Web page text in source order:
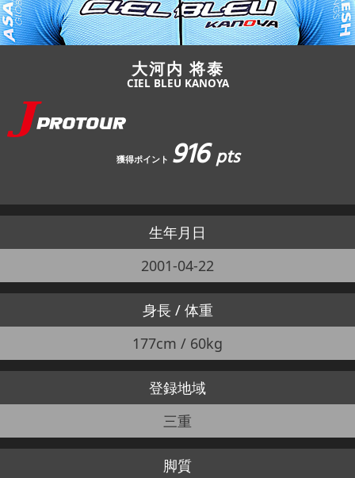
大河内 将泰
CIEL BLEU KANOYA
獲得ポイント 916pts
生年月日
2001-04-22
身長 / 体重
177cm / 60kg
登録地域
三重
脚質